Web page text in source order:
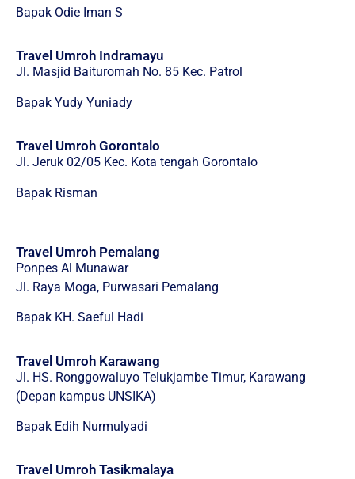
Bapak Odie Iman S
Travel Umroh Indramayu
Jl. Masjid Baituromah No. 85 Kec. Patrol
Bapak Yudy Yuniady
Travel Umroh Gorontalo
Jl. Jeruk 02/05 Kec. Kota tengah Gorontalo
Bapak Risman
Travel Umroh Pemalang
Ponpes Al Munawar
Jl. Raya Moga, Purwasari Pemalang
Bapak KH. Saeful Hadi
Travel Umroh Karawang
Jl. HS. Ronggowaluyo Telukjambe Timur, Karawang
(Depan kampus UNSIKA)
Bapak Edih Nurmulyadi
Travel Umroh Tasikmalaya